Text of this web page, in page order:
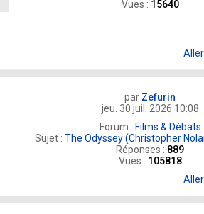
Vues : 15640
par Zefurin
jeu. 30 juil. 2026 10:08
Forum : Films & Débats
Sujet :The Odyssey (Christopher
Réponses : 889
Vues : 105818